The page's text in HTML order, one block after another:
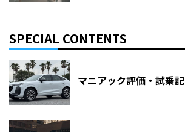
SPECIAL CONTENTS
マニアック評価・試乗記